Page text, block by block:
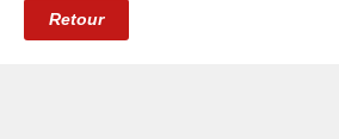
Retour